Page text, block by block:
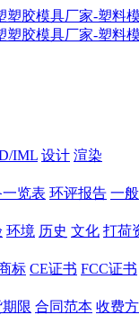
IML 设计 渲染
览表 环评报告 一
环境 历史 文化 打荷
标 CE证书 FCC证书
限 合同范本 收费